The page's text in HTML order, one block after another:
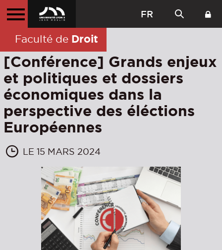
FR
Faculté de Droit
[Conférence] Grands enjeux
et politiques et dossiers
économiques dans la
perspective des éléctions
Européennes
LE 15 MARS 2024